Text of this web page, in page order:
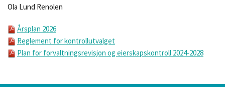
Ola Lund Renolen
Årsplan 2026
Reglement for kontrollutvalget
Plan for forvaltningsrevisjon og eierskapskontroll 2024-2028